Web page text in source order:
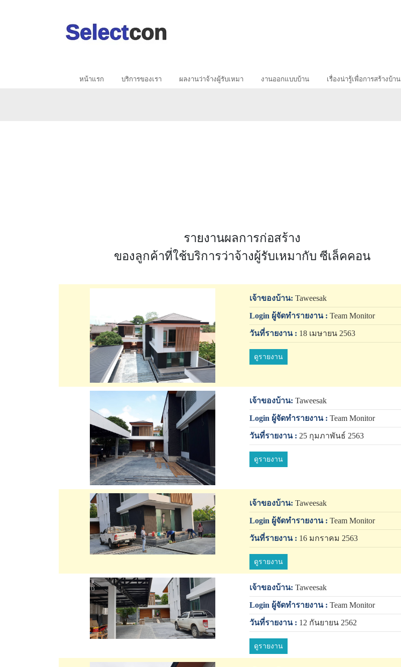
หน้าแรก (current)บริการของเรา ผลงานว่าจ้างผู้รับเหมา งานออกแบบบ้าน เรื่องน่ารู้เพื่อการสร้างบ้าน
รายงานผลการก่อสร้าง
ของลูกค้าที่ใช้บริการว่าจ้างผู้รับเหมากับ ซีเล็คคอน
เจ้าของบ้าน: Taweesak
Login ผู้จัดทำรายงาน : Team Monitor
วันที่รายงาน : 18 เมษายน 2563
ดูรายงาน
เจ้าของบ้าน: Taweesak
Login ผู้จัดทำรายงาน : Team Monitor
วันที่รายงาน : 25 กุมภาพันธ์ 2563
ดูรายงาน
เจ้าของบ้าน: Taweesak
Login ผู้จัดทำรายงาน : Team Monitor
วันที่รายงาน : 16 มกราคม 2563
ดูรายงาน
เจ้าของบ้าน: Taweesak
Login ผู้จัดทำรายงาน : Team Monitor
วันที่รายงาน : 12 กันยายน 2562
ดูรายงาน